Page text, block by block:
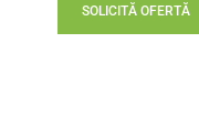
SOLICITĂ OFERTĂ